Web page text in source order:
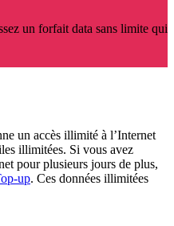
un forfait data sans limite qui
un accès illimité à l’Internet
illimitées. Si vous avez
pour plusieurs jours de plus,
up. Ces données illimitées